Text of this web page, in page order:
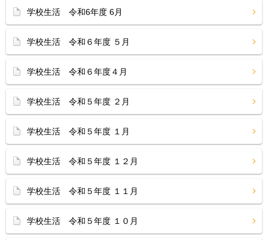
学校生活 令和6年度 6月
学校生活 令和６年度 ５月
学校生活 令和６年度４月
学校生活 令和５年度 ２月
学校生活 令和５年度 １月
学校生活 令和５年度 １２月
学校生活 令和５年度 １１月
学校生活 令和５年度 １０月